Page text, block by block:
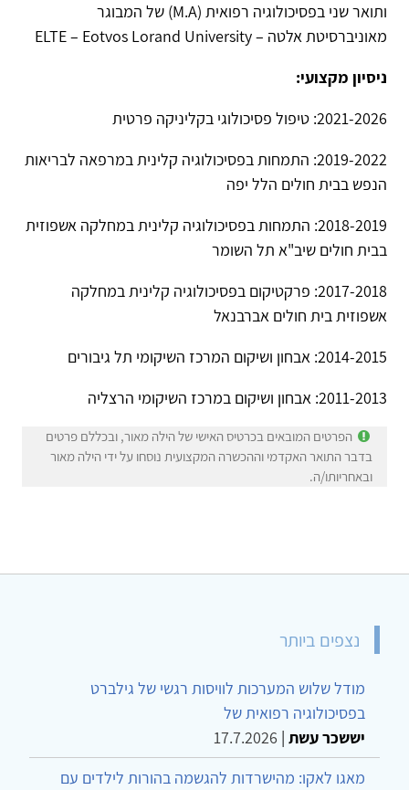
ותואר שני בפסיכולוגיה רפואית (M.A) של המבוגר
מאוניברסיטת אלטה – ELTE – Eotvos Lorand University
ניסיון מקצועי:
2021-2026: טיפול פסיכולוגי בקליניקה פרטית
2019-2022: התמחות בפסיכולוגיה קלינית במרפאה לבריאות
הנפש בבית חולים הלל יפה
2018-2019: התמחות בפסיכולוגיה קלינית במחלקה אשפוזית
בבית חולים שיב"א תל השומר
2017-2018: פרקטיקום בפסיכולוגיה קלינית במחלקה
אשפוזית בית חולים אברבנאל
2014-2015: אבחון ושיקום המרכז השיקומי תל גיבורים
2011-2013: אבחון ושיקום במרכז השיקומי הרצליה
הפרטים המובאים בכרטיס האישי של הילה מאור, ובכללם פרטים
בדבר התואר האקדמי וההכשרה המקצועית נוסחו על ידי הילה מאור
ובאחריותו/ה.
נצפים ביותר
מודל שלוש המערכות לוויסות רגשי של גילברט
בפסיכולוגיה רפואית של
יששכר עשת |
17.7.2026
מאגו לאקו: מהישרדות להגשמה בהורות לילדים עם